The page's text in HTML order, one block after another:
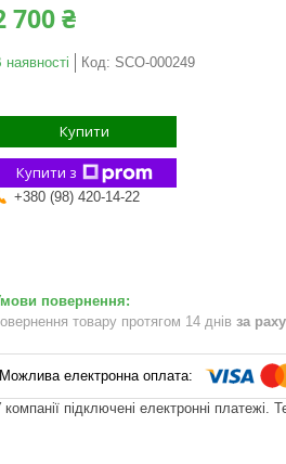
700 ₴
наявності Код: SCO-000249
Купити
Купити з
+380 (98) 420-14-22
товару протягом 14 днів за
компанії підключені електронні